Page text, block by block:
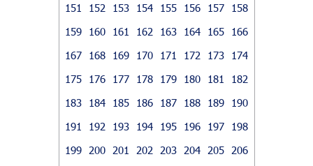
151
152 153 154 155 156 157
158
159
160 161 162 163 164 165
166
167
168 169 170 171 172 173
174
175
176 177 178 179 180 181
182
183
184 185 186 187 188 189
190
191
192 193 194 195 196 197
198
199
200 201 202 203 204 205
206